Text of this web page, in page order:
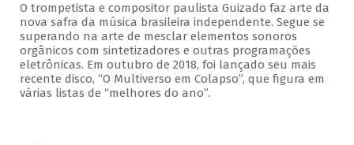
O trompetista e compositor paulista Guizado faz arte da
nova safra da música brasileira independente. Segue se
superando na arte de mesclar elementos sonoros
orgânicos com sintetizadores e outras programações
eletrônicas. Em outubro de 2018, foi lançado seu mais
recente disco, “O Multiverso em Colapso”, que figura em
várias listas de “melhores do ano”.